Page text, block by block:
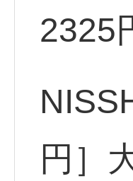
2325
円］